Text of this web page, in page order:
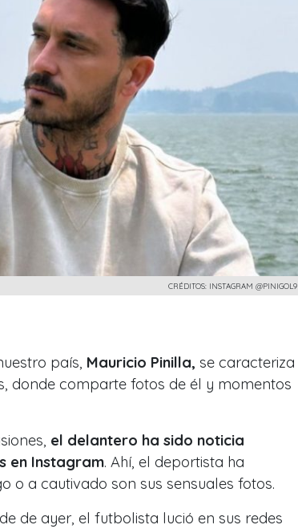
CRÉDITOS: INSTAGRAM @PINIGOL9
país, Mauricio Pinilla, se caracteriza
donde comparte fotos de él y momentos
el delantero ha sido noticia
en Instagram. Ahí, el deportista ha
o a cautivado son sus sensuales fotos.
de ayer, el futbolista lució en sus redes